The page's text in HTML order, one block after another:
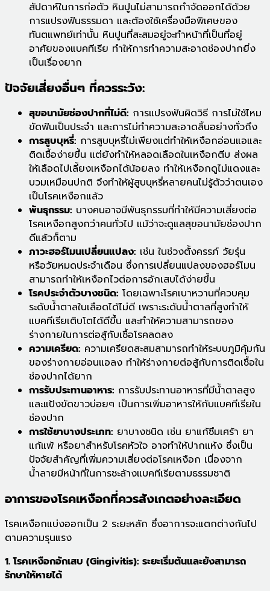
สัปดาห์ในการก่อตัว หินปูนไม่สามารถกำจัดออกได้ด้วย
การแปรงฟันธรรมดา และต้องใช้เครื่องมือพิเศษของ
ทันตแพทย์เท่านั้น หินปูนที่สะสมอยู่จะทำหน้าที่เป็นที่อยู่
อาศัยของแบคทีเรีย ทำให้การทำความสะอาดช่องปากยิ่ง
เป็นเรื่องยาก
ปัจจัยเสี่ยงอื่นๆ ที่ควรระวัง:
สุขอนามัยช่องปากที่ไม่ดี: การแปรงฟันผิดวิธี การไม่ใช้ไหม
ขัดฟันเป็นประจำ และการไม่ทำความสะอาดลิ้นอย่างทั่วถึง
การสูบบุหรี่: การสูบบุหรี่ไม่เพียงแต่ทำให้เหงือกอ่อนแอและ
ติดเชื้อง่ายขึ้น แต่ยังทำให้หลอดเลือดในเหงือกตีบ ส่งผล
ให้เลือดไปเลี้ยงเหงือกได้น้อยลง ทำให้เหงือกดูไม่แดงและ
บวมเหมือนปกติ จึงทำให้ผู้สูบบุหรี่หลายคนไม่รู้ตัวว่าตนเอง
เป็นโรคเหงือกแล้ว
พันธุกรรม: บางคนอาจมีพันธุกรรมที่ทำให้มีความเสี่ยงต่อ
โรคเหงือกสูงกว่าคนทั่วไป แม้ว่าจะดูแลสุขอนามัยช่องปาก
ดีแล้วก็ตาม
ภาวะฮอร์โมนเปลี่ยนแปลง: เช่น ในช่วงตั้งครรภ์ วัยรุ่น
หรือวัยหมดประจำเดือน ซึ่งการเปลี่ยนแปลงของฮอร์โมน
สามารถทำให้เหงือกไวต่อการอักเสบได้ง่ายขึ้น
โรคประจำตัวบางชนิด: โดยเฉพาะโรคเบาหวานที่ควบคุม
ระดับน้ำตาลในเลือดได้ไม่ดี เพราะระดับน้ำตาลที่สูงทำให้
แบคทีเรียเติบโตได้ดีขึ้น และทำให้ความสามารถของ
ร่างกายในการต่อสู้กับเชื้อโรคลดลง
ความเครียด: ความเครียดสะสมสามารถทำให้ระบบภูมิคุ้มกัน
ของร่างกายอ่อนแอลง ทำให้ร่างกายต่อสู้กับการติดเชื้อใน
ช่องปากได้ยาก
การรับประทานอาหาร: การรับประทานอาหารที่มีน้ำตาลสูง
และแป้งขัดขาวบ่อยๆ เป็นการเพิ่มอาหารให้กับแบคทีเรียใน
ช่องปาก
การใช้ยาบางประเภท: ยาบางชนิด เช่น ยาแก้ซึมเศร้า ยา
แก้แพ้ หรือยาสำหรับโรคหัวใจ อาจทำให้ปากแห้ง ซึ่งเป็น
ปัจจัยสำคัญที่เพิ่มความเสี่ยงต่อโรคเหงือก เนื่องจาก
น้ำลายมีหน้าที่ในการชะล้างแบคทีเรียตามธรรมชาติ
อาการของโรคเหงือกที่ควรสังเกตอย่างละเอียด
โรคเหงือกแบ่งออกเป็น 2 ระยะหลัก ซึ่งอาการจะแตกต่างกันไป
ตามความรุนแรง
1. โรคเหงือกอักเสบ (Gingivitis): ระยะเริ่มต้นและยังสามารถ
รักษาให้หายได้